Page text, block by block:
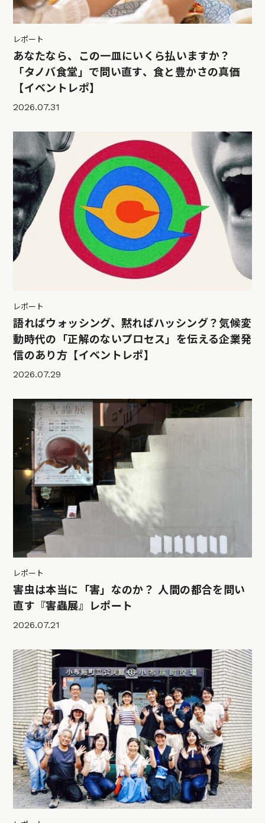
レポート
あなたなら、この一皿にいくら払いますか？
「タノバ食堂」で問い直す、食と豊かさの真価
【イベントレポ】
2026.07.31
レポート
語ればウォッシング、黙ればハッシング？気候変
動時代の「正解のないプロセス」を伝える企業発
信のあり方【イベントレポ】
2026.07.29
レポート
害虫は本当に「害」なのか？ 人間の都合を問い
直す『害蟲展』レポート
2026.07.21